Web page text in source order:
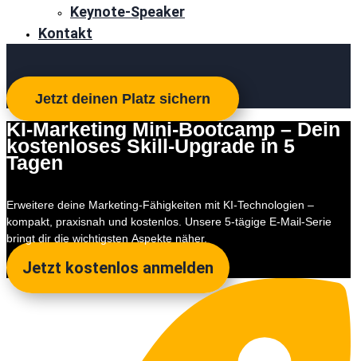
Keynote-Speaker
Kontakt
Jetzt deinen Platz sichern
KI-Marketing Mini-Bootcamp – Dein
kostenloses Skill-Upgrade in 5
Tagen
Erweitere deine Marketing-Fähigkeiten mit KI-Technologien –
kompakt, praxisnah und kostenlos. Unsere 5-tägige E-Mail-Serie
bringt dir die wichtigsten Aspekte näher.
Jetzt kostenlos anmelden